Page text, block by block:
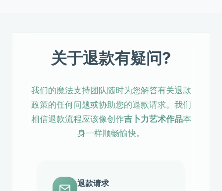
关于退款有疑问?
我们的魔法支持团队随时为您解答有关退款
政策的任何问题或协助您的退款请求。我们
相信退款流程应该像创作吉卜力艺术作品本
身一样顺畅愉快。
退款请求